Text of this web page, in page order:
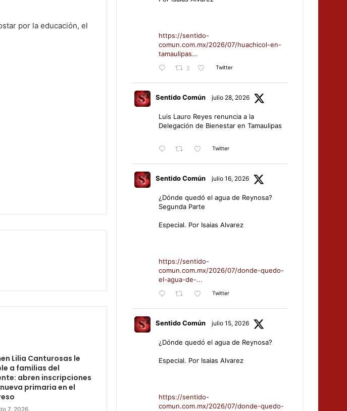
por la educación, el
Lilia Canturosas le
a familias del
abren inscripciones
primaria en el
7, 2026
https://sentido-
comun.com.mx/2026/07/huachicol-en-
tamaulipas...
2 Twitter
Sentido Común julio 28, 2026
Luis Lauro Reyes renuncia a la
Delegación de Bienestar en Tamaulipas
Twitter
Sentido Común julio 16, 2026
¿Dónde quedó el agua de Reynosa?
Segunda Parte
Especial. Por Isaias Alvarez
https://sentido-
comun.com.mx/2026/07/donde-quedo-
el-agua-de-...
Twitter
Sentido Común julio 15, 2026
¿Dónde quedó el agua de Reynosa?
Especial. Por Isaias Alvarez
https://sentido-
comun.com.mx/2026/07/donde-quedo-